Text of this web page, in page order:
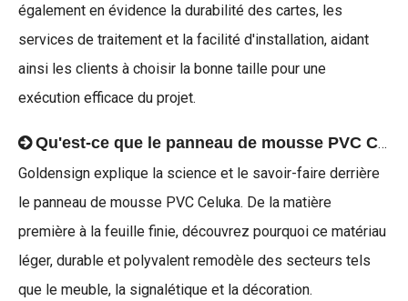
également en évidence la durabilité des cartes, les
services de traitement et la facilité d'installation, aidant
ainsi les clients à choisir la bonne taille pour une
exécution efficace du projet.
Qu'est-ce que le panneau de mousse PVC Celuka et comment est-il fabriqué ? | Usine de panneaux de mousse PVC Goldensign
Goldensign explique la science et le savoir-faire derrière
le panneau de mousse PVC Celuka. De la matière
première à la feuille finie, découvrez pourquoi ce matériau
léger, durable et polyvalent remodèle des secteurs tels
que le meuble, la signalétique et la décoration.